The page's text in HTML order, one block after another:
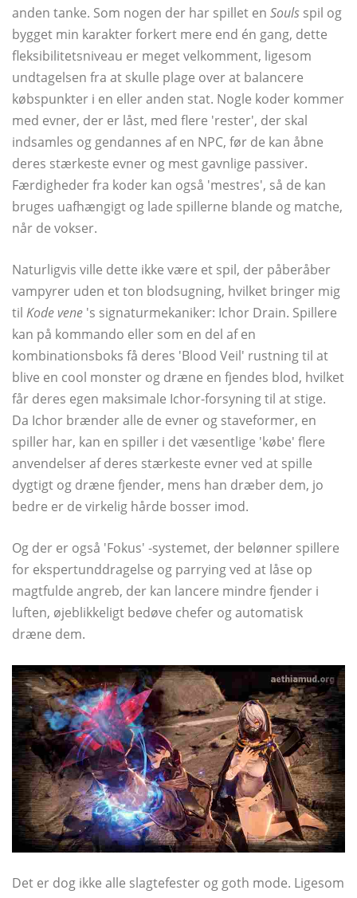
anden tanke. Som nogen der har spillet en Souls spil og
bygget min karakter forkert mere end én gang, dette
fleksibilitetsniveau er meget velkomment, ligesom
undtagelsen fra at skulle plage over at balancere
købspunkter i en eller anden stat. Nogle koder kommer
med evner, der er låst, med flere 'rester', der skal
indsamles og gendannes af en NPC, før de kan åbne
deres stærkeste evner og mest gavnlige passiver.
Færdigheder fra koder kan også 'mestres', så de kan
bruges uafhængigt og lade spillerne blande og matche,
når de vokser.
Naturligvis ville dette ikke være et spil, der påberåber
vampyrer uden et ton blodsugning, hvilket bringer mig
til Kode vene 's signaturmekaniker: Ichor Drain. Spillere
kan på kommando eller som en del af en
kombinationsboks få deres 'Blood Veil' rustning til at
blive en cool monster og dræne en fjendes blod, hvilket
får deres egen maksimale Ichor-forsyning til at stige.
Da Ichor brænder alle de evner og staveformer, en
spiller har, kan en spiller i det væsentlige 'købe' flere
anvendelser af deres stærkeste evner ved at spille
dygtigt og dræne fjender, mens han dræber dem, jo ​​
bedre er de virkelig hårde bosser imod.
Og der er også 'Fokus' -systemet, der belønner spillere
for ekspertunddragelse og parrying ved at låse op
magtfulde angreb, der kan lancere mindre fjender i
luften, øjeblikkeligt bedøve chefer og automatisk
dræne dem.
Det er dog ikke alle slagtefester og goth mode. Ligesom